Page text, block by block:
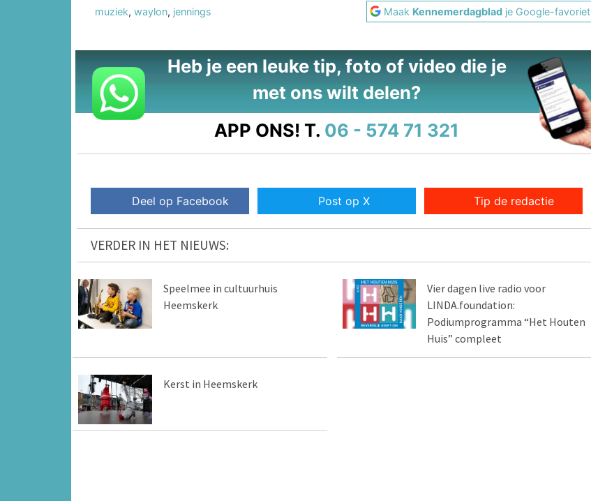
muziek, waylon, jennings Maak Kennemerdagblad je Google-favoriet
Heb je een leuke tip, foto of video die je
met ons wilt delen?
APP ONS! T. 06 - 574 71 321
Deel op Facebook Post op X Tip de redactie
VERDER IN HET NIEUWS:
Speelmee in cultuurhuis
Heemskerk
Vier dagen live radio voor
LINDA.foundation:
Podiumprogramma “Het Houten
Huis” compleet
Kerst in Heemskerk